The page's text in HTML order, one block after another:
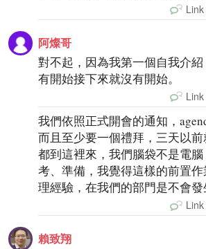
阿燦哥
對不起，因為我第一個自我介
有開始接下來就沒有開始。
我們依照正式開會的通知，
而且至少要一個禮拜，三天以
都到這裡來，我們腦袋不是電
考、準備，我覺得這樣的前置
理經驗，在我們的部門是不會發
賴致翔